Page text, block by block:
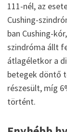
111-nél, az
Cushing-
ban Cushing-
szindróma állt
átlagéletkor a
betegek döntő
részesült, míg
történt.